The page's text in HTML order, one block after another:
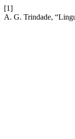
[1]
A. G. Trindade,